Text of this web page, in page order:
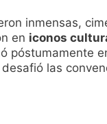
inmensas,
en iconos
póstumamente
desafió las